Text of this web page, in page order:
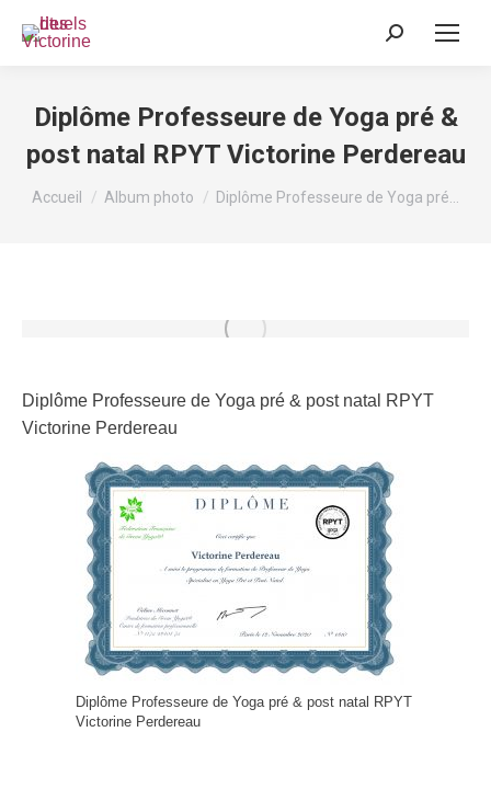
Recherche
Diplôme Professeure de Yoga pré &
post natal RPYT Victorine Perdereau
Vous êtes ici :
Accueil Album photo Diplôme Professeure de Yoga pré…
Diplôme Professeure de Yoga pré & post natal RPYT
Victorine Perdereau
Diplôme Professeure de Yoga pré & post natal RPYT
Victorine Perdereau